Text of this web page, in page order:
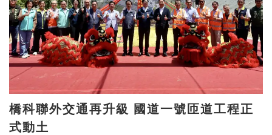
橋科聯外交通再升級 國道一號匝道工程正
式動土